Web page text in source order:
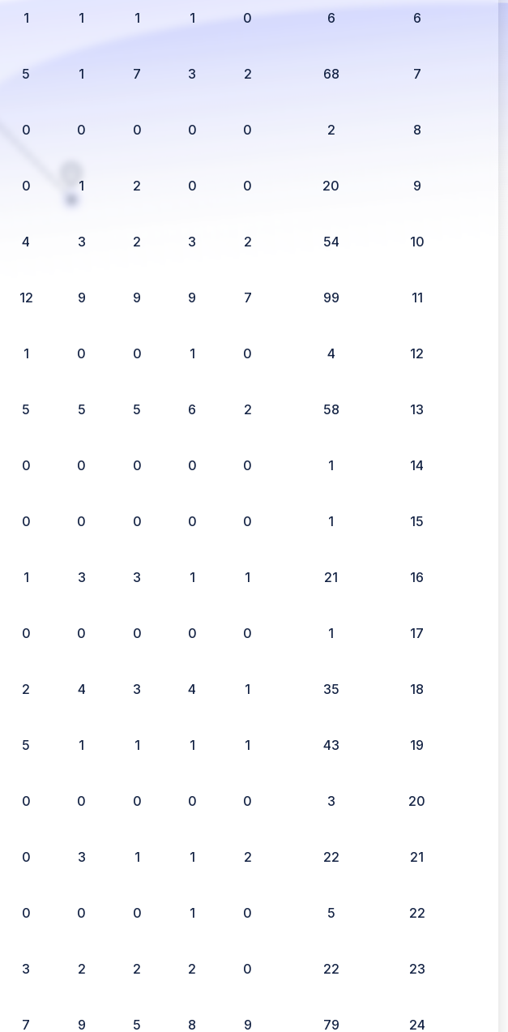
1 1 1 1 0 6 6
5 1 7 3 2 68 7
0 0 0 0 0 2 8
0 1 2 0 0 20 9
4 3 2 3 2 54 10
12 9 9 9 7 99 11
1 0 0 1 0 4 12
5 5 5 6 2 58 13
0 0 0 0 0 1 14
0 0 0 0 0 1 15
1 3 3 1 1 21 16
0 0 0 0 0 1 17
2 4 3 4 1 35 18
5 1 1 1 1 43 19
0 0 0 0 0 3 20
0 3 1 1 2 22 21
0 0 0 1 0 5 22
3 2 2 2 0 22 23
7 9 5 8 9 79 24